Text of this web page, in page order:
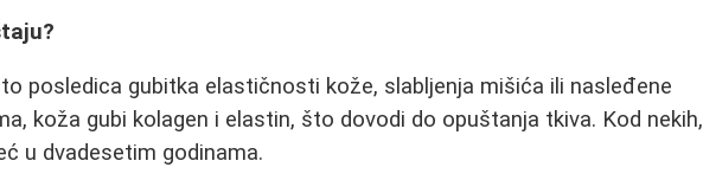
posledica gubitka elastičnosti kože, slabljenja mišića ili nasleđene
koža gubi kolagen i elastin, što dovodi do opuštanja tkiva. Kod nekih,
u dvadesetim godinama.